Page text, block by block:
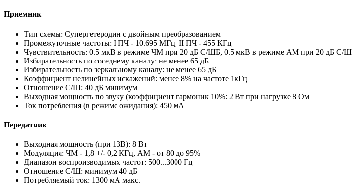
Приемник
Тип схемы: Супергетеродин с двойным преобразованием
Промежуточные частоты: I ПЧ - 10.695 МГц, II ПЧ - 455 КГц
Чувствительность: 0.5 мкВ в режиме ЧМ при 20 дБ С/ШБ, 0.5 мкВ в режиме АМ при 20 дБ С/Ш
Избирательность по соседнему каналу: не менее 65 дБ
Избирательность по зеркальному каналу: не менее 65 дБ
Коэффициент нелинейных искажений: менее 8% на частоте 1кГц
Отношение С/Ш: 40 дБ минимум
Выходная мощность по звуку (коэффициент гармоник 10%: 2 Вт при нагрузке 8 Ом
Ток потребления (в режиме ожидания): 450 мА
Передатчик
Выходная мощность (при 13В): 8 Вт
Модуляция: ЧМ - 1,8 +/- 0,2 КГц, АМ - от 80 до 95%
Диапазон воспроизводимых частот: 500...3000 Гц
Отношение С/Ш: минимум 40 дБ
Потребляемый ток: 1300 мА макс.